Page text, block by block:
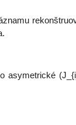
asymetrické